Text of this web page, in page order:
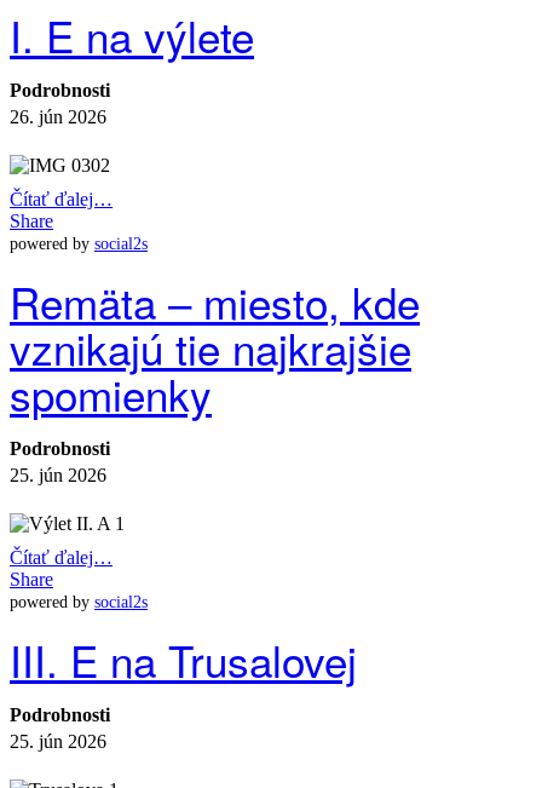
I. E na výlete
Podrobnosti
26. jún 2026
Čítať ďalej…
Share
powered by social2s
Remäta – miesto, kde
vznikajú tie najkrajšie
spomienky
Podrobnosti
25. jún 2026
Čítať ďalej…
Share
powered by social2s
III. E na Trusalovej
Podrobnosti
25. jún 2026